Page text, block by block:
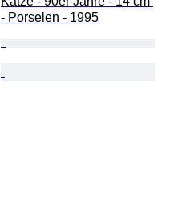
- Porselen - 1995